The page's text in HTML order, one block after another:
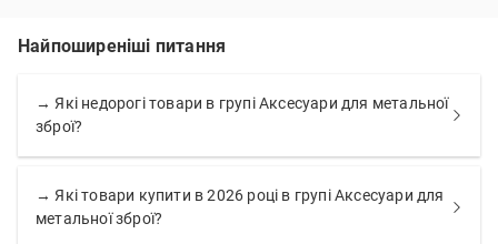
Найпоширеніші питання
→ Які недорогі товари в групі Аксесуари для метальної
зброї?
→ Які товари купити в 2026 році в групі Аксесуари для
метальної зброї?